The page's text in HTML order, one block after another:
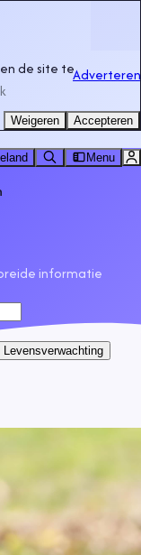
Adverteren
Menu
informatie
Levensverwachting
de site te
Weigeren Accepteren